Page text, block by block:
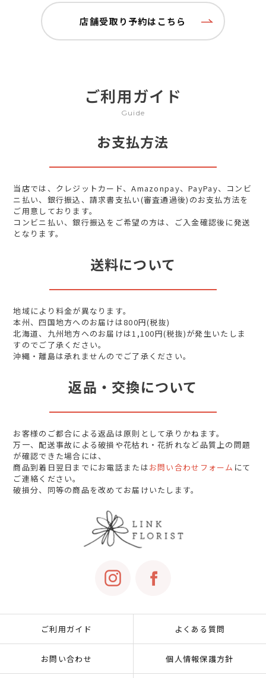
店舗受取り予約はこちら
ご利用ガイド
Guide
お支払方法
当店では、クレジットカード、Amazonpay、PayPay、コンビ
ニ払い、銀行振込、請求書支払い(審査通過後)のお支払方法を
ご用意しております。
コンビニ払い、銀行振込をご希望の方は、ご入金確認後に発送
となります。
送料について
地域により料金が異なります。
本州、四国地方へのお届けは800円(税抜)
北海道、九州地方へのお届けは1,100円(税抜)が発生いたしま
すのでご了承ください。
沖縄・離島は承れませんのでご了承ください。
返品・交換について
お客様のご都合による返品は原則として承りかねます。
万一、配送事故による破損や花枯れ・花折れなど品質上の問題
が確認できた場合には、
商品到着日翌日までにお電話またはお問い合わせフォーム にて
ご連絡ください。
破損分、同等の商品を改めてお届けいたします。
ご利用ガイド よくある質問
お問い合わせ 個人情報保護方針